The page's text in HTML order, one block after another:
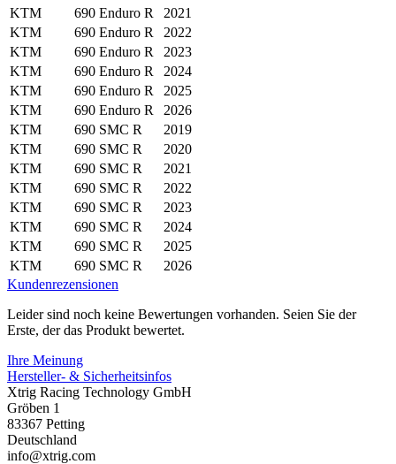
KTM
690 Enduro R
2021
KTM
690 Enduro R
2022
KTM
690 Enduro R
2023
KTM
690 Enduro R
2024
KTM
690 Enduro R
2025
KTM
690 Enduro R
2026
KTM
690 SMC R
2019
KTM
690 SMC R
2020
KTM
690 SMC R
2021
KTM
690 SMC R
2022
KTM
690 SMC R
2023
KTM
690 SMC R
2024
KTM
690 SMC R
2025
KTM
690 SMC R
2026
Kundenrezensionen
Leider sind noch keine Bewertungen vorhanden. Seien Sie der
Erste, der das Produkt bewertet.
Ihre Meinung
Hersteller- & Sicherheitsinfos
Xtrig Racing Technology GmbH
Gröben 1
83367 Petting
Deutschland
info@xtrig.com